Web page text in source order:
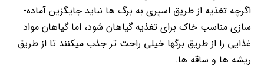
اگرچه تغذیه از طریق اسپری به برگ ها نباید جایگزین آماده­
سازی مناسب خاک برای تغذیه گیاهان شود، اما گیاهان مواد
غذایی را از طریق برگ­ها خیلی راحت ­تر جذب می­کنند تا از طریق
ریشه ­ها و ساقه ­ها.